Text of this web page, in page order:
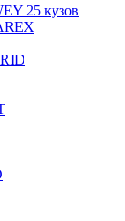
25 кузов